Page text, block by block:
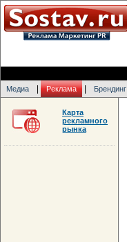
Медиа Реклама Брендинг
Карта
рекламного
рынка